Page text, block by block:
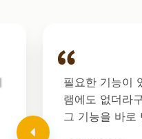
필요한 기능이
램에도 없더라
그 기능을 바로